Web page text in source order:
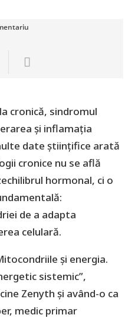
cronică, sindromul
și inflamația
date științifice arată
cronice nu se află
hormonal, ci o
de a adapta
celulară.
și energia.
sistemic”,
Zenyth și având-o ca
medic primar